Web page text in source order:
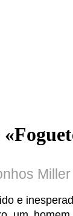
Miller
e